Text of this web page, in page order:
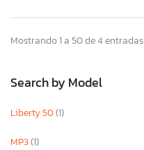
Mostrando 1 a 50 de 4 entradas
Search by Model
Liberty 50(1)
MP3(1)